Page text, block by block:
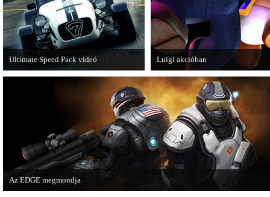
Luigi akcióban
A Nintendo 3DS-re készülő Luigi's
Mansion: Dark Moon újabb
mutatja meg magát.
Ultimate Speed Pack videó
Már elérhető a Need for Speed Most
Wanted első nagyobb kiegészítő
Az EDGE megmondja